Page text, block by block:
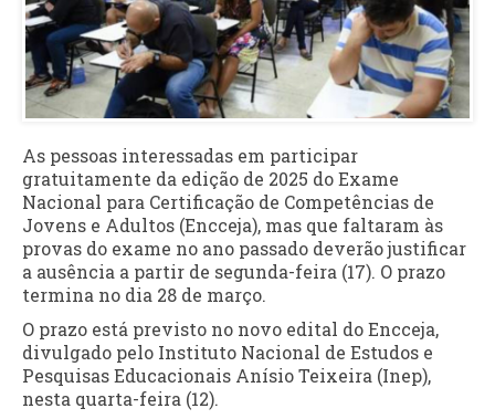
As pessoas interessadas em participar
gratuitamente da edição de 2025 do Exame
Nacional para Certificação de Competências de
Jovens e Adultos (Encceja), mas que faltaram às
provas do exame no ano passado deverão justificar
a ausência a partir de segunda-feira (17). O prazo
termina no dia 28 de março.
O prazo está previsto no novo edital do Encceja,
divulgado pelo Instituto Nacional de Estudos e
Pesquisas Educacionais Anísio Teixeira (Inep),
nesta quarta-feira (12).